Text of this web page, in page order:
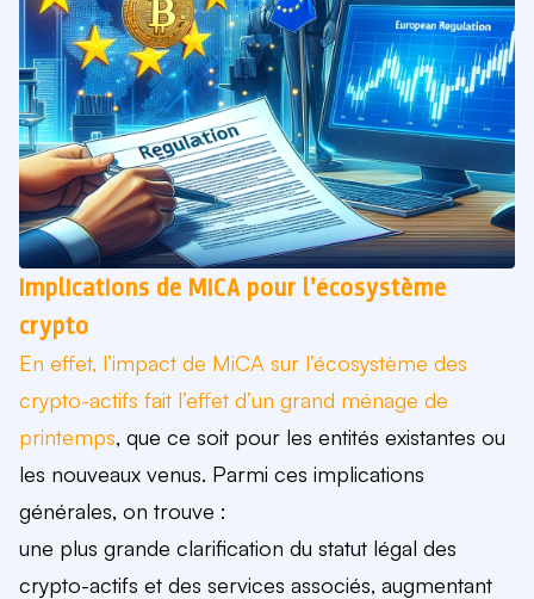
Implications de MiCA pour l’écosystème
crypto
En effet, l’impact de MiCA sur l’écosystème des
crypto-actifs fait l’effet d’un grand ménage de
printemps, que ce soit pour les entités existantes ou
les nouveaux venus. Parmi ces implications
générales, on trouve :
une plus grande clarification du statut légal des
crypto-actifs et des services associés, augmentant